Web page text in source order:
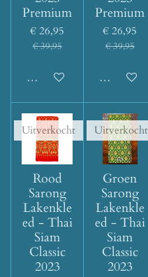
Premium
€ 26,95
€ 39,95
Houd mij op de hoogte
Premium
€ 26,95
€ 39,95
Houd mij
Uitverkocht
Rood
Sarong
Lakenkle
ed - Thai
Siam
Classic
2023
Uitverkocht
Groen
Sarong
Lakenkle
ed - Thai
Siam
Classic
2023